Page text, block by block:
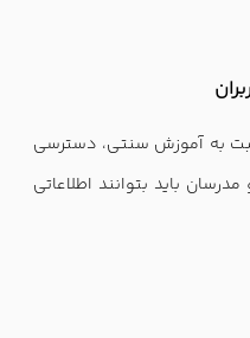
به آموزش سنتی، دسترسی
باید بتوانند اطلاعاتی